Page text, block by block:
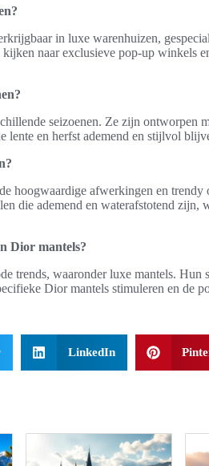
in luxe warenhuizen,
naar exclusieve pop-up winkels
seizoenen. Ze zijn ontworpen
lente en herfst ademend en stijlvol
hoogwaardige afwerkingen en trendy
die ademend en waterafstotend zijn,
Dior mantels?
trends, waaronder luxe mantels. Hun
Dior mantels stimuleren en de
LinkedIn